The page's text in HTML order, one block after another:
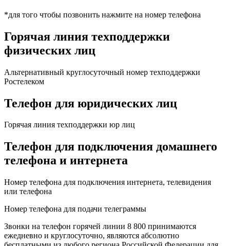
*для того чтобы позвонить нажмите на номер телефона
Горячая линия техподдержки
физических лиц
Альтернативный круглосуточный номер техподдержки
Ростелеком
Телефон для юридических лиц
Горячая линия техподдержки юр лиц
Телефон для подключения домашнего
телефона и интернета
Номер телефона для подключения интернета, телевидения
или телефона
Номер телефона для подачи телеграммы
Звонки на телефон горячей линии 8 800 принимаются
ежедневно и круглосуточно, являются абсолютно